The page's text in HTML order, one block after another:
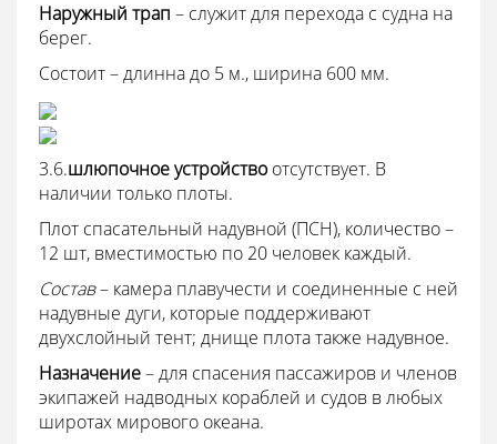
Наружный трап – служит для перехода с судна на
берег.
Состоит – длинна до 5 м., ширина 600 мм.
3.6.шлюпочное устройство отсутствует. В
наличии только плоты.
Плот спасательный надувной (ПСН), количество –
12 шт, вместимостью по 20 человек каждый.
Состав– камера плавучести и соединенные с ней
надувные дуги, которые поддерживают
двухслойный тент; днище плота также надувное.
Назначение– для спасения пассажиров и членов
экипажей надводных кораблей и судов в любых
широтах мирового океана.